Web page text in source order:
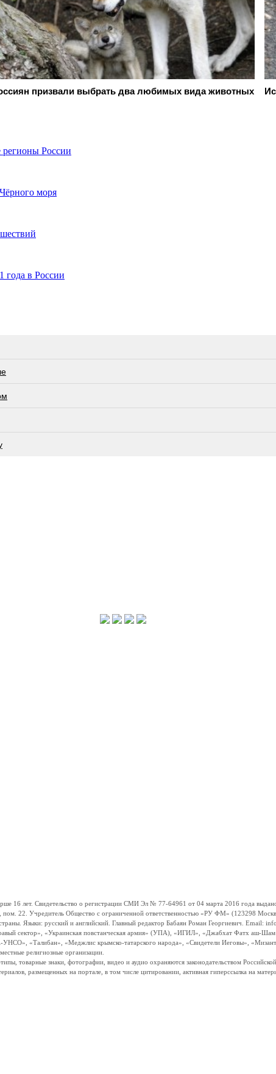
призвали выбрать два любимых вида животных
регионы России
моря
года в России
лет. Свидетельство о регистрации СМИ Эл № 77-64961 от 04 марта 2016 года
22. Учредитель Общество с ограниченной ответственностью «РУ ФМ» (123298
Языки: русский и английский. Главный редактор Бабаян Роман Георгиевич. Email:
сектор», «Украинская повстанческая армия» (УПА), «ИГИЛ», «Джабхат Фатх аш-
«Талибан», «Меджлис крымско-татарского народа», «Свидетели Иеговы»,
религиозные организации.
товарные знаки, фотографии, видео и аудио охраняются законодательством
размещенных на портале, в том числе цитировании, активная гиперссылка на